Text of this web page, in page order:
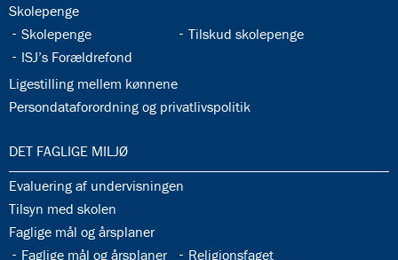
32.32:
Skolepenge
32.33:
Skolepenge 32.34:
Tilskud skolepenge
32.35:
ISJ’s Forældrefond
32.36:
Ligestilling mellem kønnene
32.37:
Persondataforordning og privatlivspolitik
33.0:
DET FAGLIGE MILJØ
33.1:
Evaluering af undervisningen
33.2:
Tilsyn med skolen
33.3:
Faglige mål og årsplaner
33.4:
Faglige mål og årsplaner 33.5:
Religionsfaget